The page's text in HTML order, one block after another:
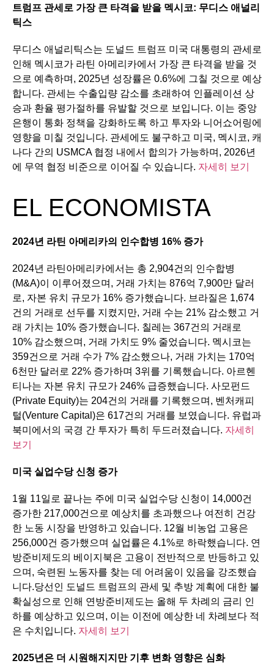
트럼프 관세로 가장 큰 타격을 받을 멕시코: 무디스 애널리
틱스
무디스 애널리틱스는 도널드 트럼프 미국 대통령의 관세로
인해 멕시코가 라틴 아메리카에서 가장 큰 타격을 받을 것
으로 예측하며, 2025년 성장률은 0.6%에 그칠 것으로 예상
합니다. 관세는 수출입량 감소를 초래하여 인플레이션 상
승과 환율 평가절하를 유발할 것으로 보입니다. 이는 중앙
은행이 통화 정책을 강화하도록 하고 투자와 니어쇼어링에
영향을 미칠 것입니다. 관세에도 불구하고 미국, 멕시코, 캐
나다 간의 USMCA 협정 내에서 합의가 가능하며, 2026년
에 무역 협정 비준으로 이어질 수 있습니다. 자세히 보기
EL ECONOMISTA
2024년 라틴 아메리카의 인수합병 16% 증가
2024년 라틴아메리카에서는 총 2,904건의 인수합병
(M&A)이 이루어졌으며, 거래 가치는 876억 7,900만 달러
로, 자본 유치 규모가 16% 증가했습니다. 브라질은 1,674
건의 거래로 선두를 지켰지만, 거래 수는 21% 감소했고 거
래 가치는 10% 증가했습니다. 칠레는 367건의 거래로
10% 감소했으며, 거래 가치도 9% 줄었습니다. 멕시코는
359건으로 거래 수가 7% 감소했으나, 거래 가치는 170억
6천만 달러로 22% 증가하며 3위를 기록했습니다. 아르헨
티나는 자본 유치 규모가 246% 급증했습니다. 사모펀드
(Private Equity)는 204건의 거래를 기록했으며, 벤처캐피
털(Venture Capital)은 617건의 거래를 보였습니다. 유럽과
북미에서의 국경 간 투자가 특히 두드러졌습니다. 자세히
보기
미국 실업수당 신청 증가
1월 11일로 끝나는 주에 미국 실업수당 신청이 14,000건
증가한 217,000건으로 예상치를 초과했으나 여전히 건강
한 노동 시장을 반영하고 있습니다. 12월 비농업 고용은
256,000건 증가했으며 실업률은 4.1%로 하락했습니다. 연
방준비제도의 베이지북은 고용이 전반적으로 반등하고 있
으며, 숙련된 노동자를 찾는 데 어려움이 있음을 강조했습
니다.당선인 도널드 트럼프의 관세 및 추방 계획에 대한 불
확실성으로 인해 연방준비제도는 올해 두 차례의 금리 인
하를 예상하고 있으며, 이는 이전에 예상한 네 차례보다 적
은 수치입니다. 자세히 보기
2025년은 더 시원해지지만 기후 변화 영향은 심화